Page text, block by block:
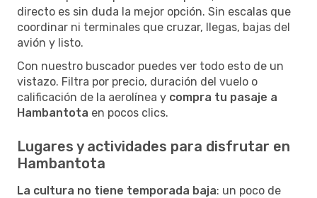
directo es sin duda la mejor opción. Sin escalas que
coordinar ni terminales que cruzar, llegas, bajas del
avión y listo.
Con nuestro buscador puedes ver todo esto de un
vistazo. Filtra por precio, duración del vuelo o
calificación de la aerolínea y compra tu pasaje a
Hambantota en pocos clics.
Lugares y actividades para disfrutar en
Hambantota
La cultura no tiene temporada baja: un poco de